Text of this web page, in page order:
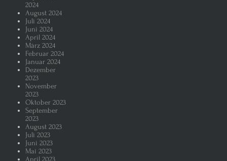
2024
August 2024
Juli 2024
Juni 2024
April 2024
März 2024
Februar 2024
Januar 2024
Dezember
2023
November
2023
Oktober 2023
September
2023
August 2023
Juli 2023
Juni 2023
Mai 2023
April 2023